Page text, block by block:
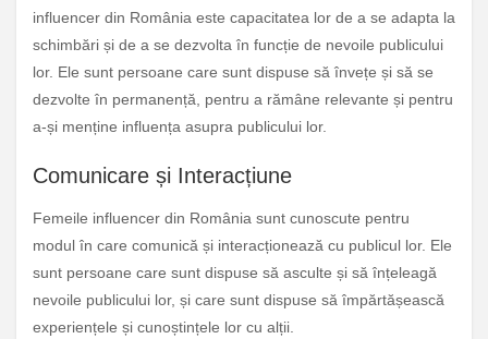
influencer din România este capacitatea lor de a se adapta la
schimbări și de a se dezvolta în funcție de nevoile publicului
lor. Ele sunt persoane care sunt dispuse să învețe și să se
dezvolte în permanență, pentru a rămâne relevante și pentru
a-și menține influența asupra publicului lor.
Comunicare și Interacțiune
Femeile influencer din România sunt cunoscute pentru
modul în care comunică și interacționează cu publicul lor. Ele
sunt persoane care sunt dispuse să asculte și să înțeleagă
nevoile publicului lor, și care sunt dispuse să împărtășească
experiențele și cunoștințele lor cu alții.